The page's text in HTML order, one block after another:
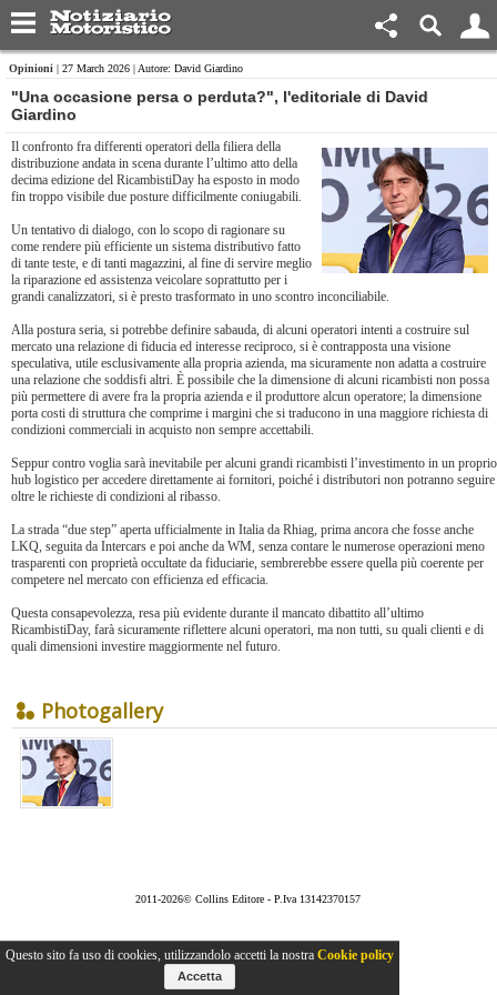
Opinioni | 27 March 2026 | Autore: David Giardino
"Una occasione persa o perduta?", l'editoriale di David
Giardino
Il confronto fra differenti operatori della filiera della
distribuzione andata in scena durante l’ultimo atto della
decima edizione del RicambistiDay ha esposto in modo
fin troppo visibile due posture difficilmente coniugabili.
Un tentativo di dialogo, con lo scopo di ragionare su
come rendere più efficiente un sistema distributivo fatto
di tante teste, e di tanti magazzini, al fine di servire meglio
la riparazione ed assistenza veicolare soprattutto per i
grandi canalizzatori, si è presto trasformato in uno scontro inconciliabile.
Alla postura seria, si potrebbe definire sabauda, di alcuni operatori intenti a costruire sul
mercato una relazione di fiducia ed interesse reciproco, si è contrapposta una visione
speculativa, utile esclusivamente alla propria azienda, ma sicuramente non adatta a costruire
una relazione che soddisfi altri. È possibile che la dimensione di alcuni ricambisti non possa
più permettere di avere fra la propria azienda e il produttore alcun operatore; la dimensione
porta costi di struttura che comprime i margini che si traducono in una maggiore richiesta di
condizioni commerciali in acquisto non sempre accettabili.
Seppur contro voglia sarà inevitabile per alcuni grandi ricambisti l’investimento in un proprio
hub logistico per accedere direttamente ai fornitori, poiché i distributori non potranno seguire
oltre le richieste di condizioni al ribasso.
La strada “due step” aperta ufficialmente in Italia da Rhiag, prima ancora che fosse anche
LKQ, seguita da Intercars e poi anche da WM, senza contare le numerose operazioni meno
trasparenti con proprietà occultate da fiduciarie, sembrerebbe essere quella più coerente per
competere nel mercato con efficienza ed efficacia.
Questa consapevolezza, resa più evidente durante il mancato dibattito all’ultimo
RicambistiDay, farà sicuramente riflettere alcuni operatori, ma non tutti, su quali clienti e di
quali dimensioni investire maggiormente nel futuro.
Photogallery
2011-2026© Collins Editore - P.Iva 13142370157
Questo sito fa uso di cookies, utilizzandolo accetti la nostra Cookie policy
Accetta